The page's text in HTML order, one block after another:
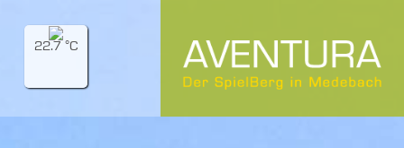
22.7 °C